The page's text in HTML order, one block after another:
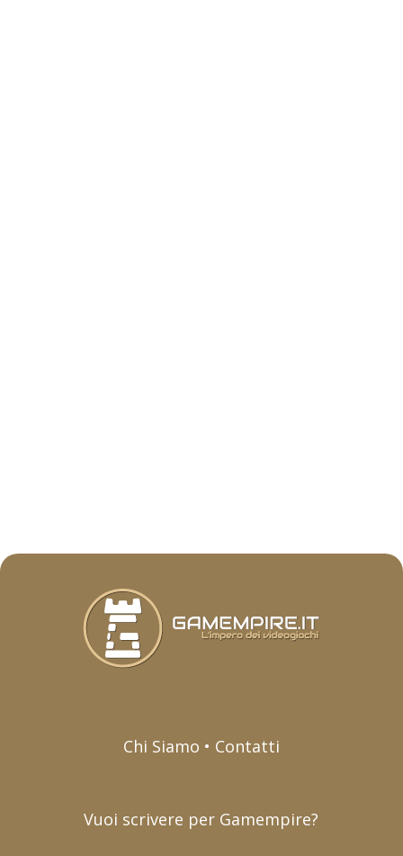
Chi Siamo • Contatti
Vuoi scrivere per Gamempire?